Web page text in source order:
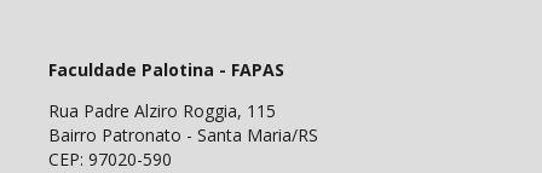
Faculdade Palotina - FAPAS
Rua Padre Alziro Roggia, 115
Bairro Patronato - Santa Maria/RS
CEP: 97020-590